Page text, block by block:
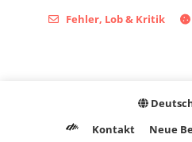
Fehler, Lob & Kritik
Kontakt
Neue